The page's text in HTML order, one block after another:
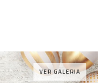
VER GALERIA